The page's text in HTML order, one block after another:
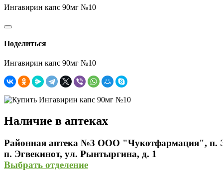
Ингавирин капс 90мг №10
Поделиться
Ингавирин капс 90мг №10
Наличие в аптеках
Районная аптека №3 ООО "Чукотфармация", п.
п. Эгвекинот, ул. Рынтыргина, д. 1
Выбрать отделение